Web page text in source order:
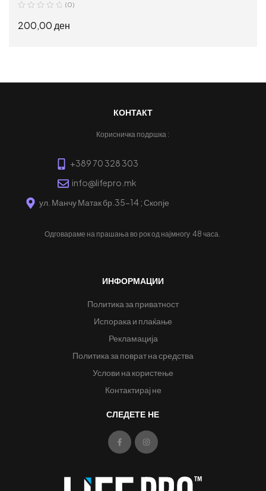
(0)
200,00 ден
КОНТАКТ
Корисничка подршка :
+389 70 328 303
info@lifepro.mk
ул. Манчу Матак бр.35-14 ; Скопје
Одговараме на прашања во рок од најмногу 48 часа.
ИНФОРМАЦИИ
Политика за приватност
Испорака и плаќање
Рекламација
Политика за поврат на средства
Услови на користење
Контактирај не
СЛЕДЕТЕ НЕ